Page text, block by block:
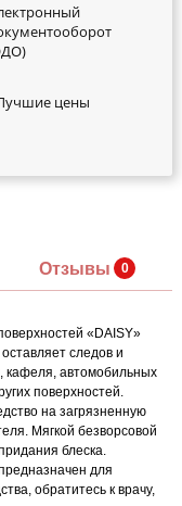
цены
Отзывы
«DAISY»
следов и
кафеля, автомобильных
поверхностей.
на загрязненную
Мягкой безворсовой
блеска.
для
обратитесь к врачу,